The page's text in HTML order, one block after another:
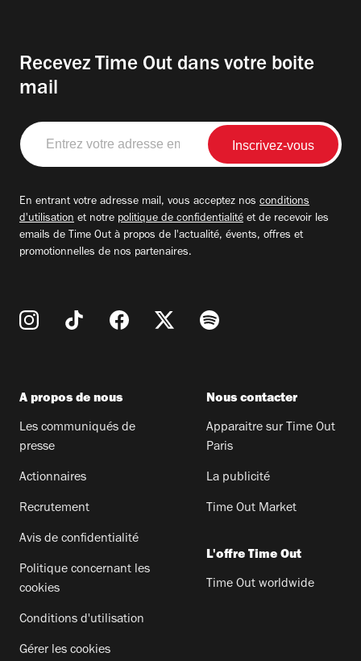
Recevez Time Out dans votre boite
mail
Entrez
votre
adresse
En entrant votre adresse mail, vous acceptez nos conditions
d'utilisation et notre politique de confidentialité et de recevoir les
emails de Time Out à propos de l'actualité, évents, offres et
promotionnelles de nos partenaires.
A propos de nous
Les communiqués de
presse
Actionnaires
Recrutement
Avis de confidentialité
Politique concernant les
cookies
Conditions d'utilisation
Gérer les cookies
Nous contacter
Apparaitre sur Time Out
Paris
La publicité
Time Out Market
L'offre Time Out
Time Out worldwide